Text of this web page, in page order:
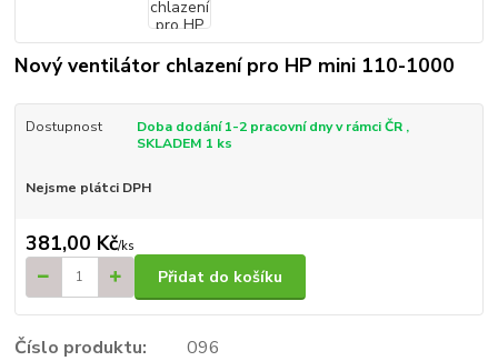
Nový ventilátor chlazení pro HP mini 110-1000
Dostupnost
Doba dodání 1-2 pracovní dny v rámci ČR ,
SKLADEM 1 ks
Nejsme plátci DPH
381,00 Kč/ks
Přidat do košíku
Číslo produktu:
096